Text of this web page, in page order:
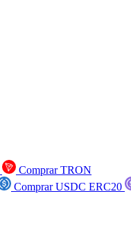
Comprar TRON
Comprar USDC ERC20